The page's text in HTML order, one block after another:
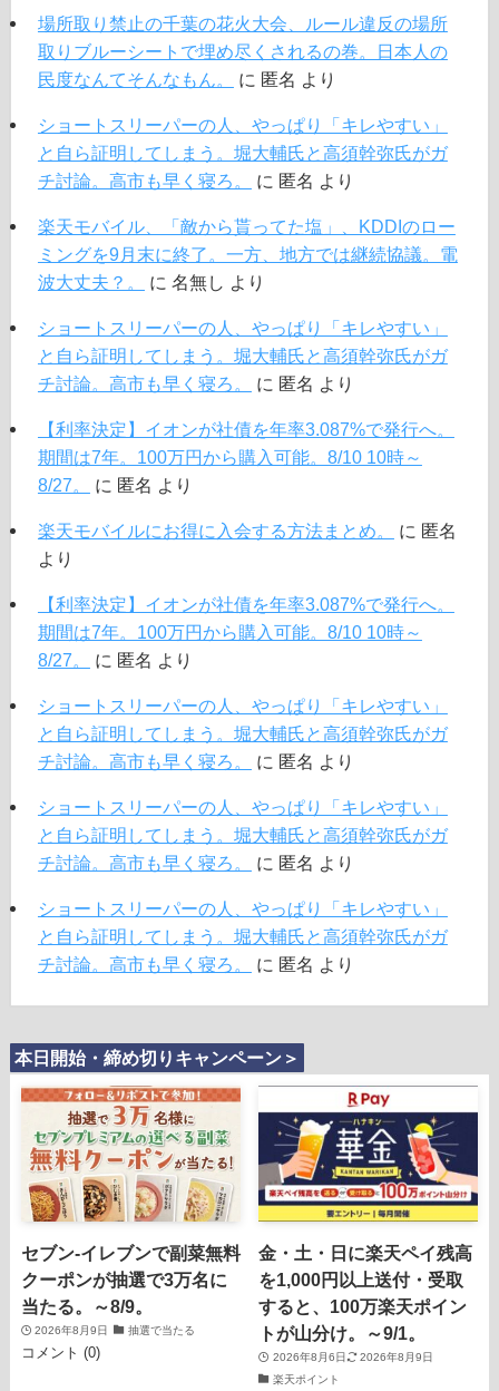
場所取り禁止の千葉の花火大会、ルール違反の場所
取りブルーシートで埋め尽くされるの巻。日本人の
民度なんてそんなもん。
に 匿名 より
ショートスリーパーの人、やっぱり「キレやすい」
と自ら証明してしまう。堀大輔氏と高須幹弥氏がガ
チ討論。高市も早く寝ろ。
に 匿名 より
楽天モバイル、「敵から貰ってた塩」、KDDIのロー
ミングを9月末に終了。一方、地方では継続協議。電
波大丈夫？。
に 名無し より
ショートスリーパーの人、やっぱり「キレやすい」
と自ら証明してしまう。堀大輔氏と高須幹弥氏がガ
チ討論。高市も早く寝ろ。
に 匿名 より
【利率決定】イオンが社債を年率3.087%で発行へ。
期間は7年。100万円から購入可能。8/10 10時～
8/27。
に 匿名 より
楽天モバイルにお得に入会する方法まとめ。 に 匿名
より
【利率決定】イオンが社債を年率3.087%で発行へ。
期間は7年。100万円から購入可能。8/10 10時～
8/27。
に 匿名 より
ショートスリーパーの人、やっぱり「キレやすい」
と自ら証明してしまう。堀大輔氏と高須幹弥氏がガ
チ討論。高市も早く寝ろ。
に 匿名 より
ショートスリーパーの人、やっぱり「キレやすい」
と自ら証明してしまう。堀大輔氏と高須幹弥氏がガ
チ討論。高市も早く寝ろ。
に 匿名 より
ショートスリーパーの人、やっぱり「キレやすい」
と自ら証明してしまう。堀大輔氏と高須幹弥氏がガ
チ討論。高市も早く寝ろ。
に 匿名 より
本日開始・締め切りキャンペーン＞
セブン‐イレブンで副菜無料
クーポンが抽選で3万名に
当たる。～8/9。
2026年8月9日 抽選で当たる
コメント (0)
金・土・日に楽天ペイ残高
を1,000円以上送付・受取
すると、100万楽天ポイン
トが山分け。～9/1。
2026年8月6日
2026年8月9日
楽天ポイント